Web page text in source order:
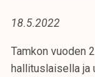
k
oJ
18.5.2022
Tamkon vuoden
hallituslaisella ja